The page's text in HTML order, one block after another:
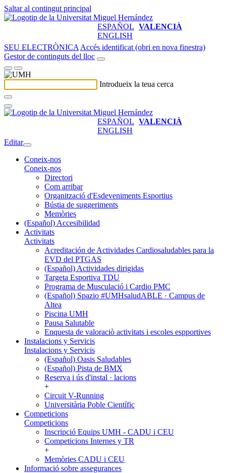
Saltar al contingut principal
ESPAÑOL VALENCIÀ
ENGLISH
SEU ELECTRÒNICA Accés identificat (obri en nova finestra)
Gestor de continguts del lloc
Introdueix la teua cerca
ESPAÑOL VALENCIÀ
ENGLISH
Editar
Coneix-nos
Coneix-nos
Directori
Com arribar
Organització d'Esdeveniments Esportius
Bústia de suggeriments
Memòries
(Español) Accesibilidad
Activitats
Activitats
Acreditación de Actividades Cardiosaludables para la
EVD del PTGAS
(Español) Actividades dirigidas
Targeta Esportiva TDU
Programa de Musculació i Cardio PMC
(Español) Spazio #UMHsaludABLE · Campus de
Altea
Piscina UMH
Pausa Salutable
Enquesta de valoraciò activitats i escoles espportives
Instalacions y Servicis
Instalacions y Servicis
(Español) Oasis Saludables
(Español) Pista de BMX
Reserva i ús d'instal · lacions
+
Circuit V-Running
Universitària Poble Científic
Competicions
Competicions
Inscripció Equips UMH - CADU i CEU
Competicions Internes y TR
+
Memòries CADU i CEU
Informació sobre assegurances